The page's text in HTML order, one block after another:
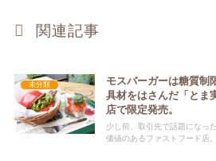
関連記事
未分類
モスバーガーは糖質
具材をはさんだ「とま
店で限定発売。
少し前、取引先で話題になっ
価値のあるファストフード店